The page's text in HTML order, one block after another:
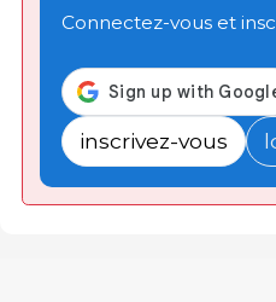
Connectez-vous et
inscrivez-vous